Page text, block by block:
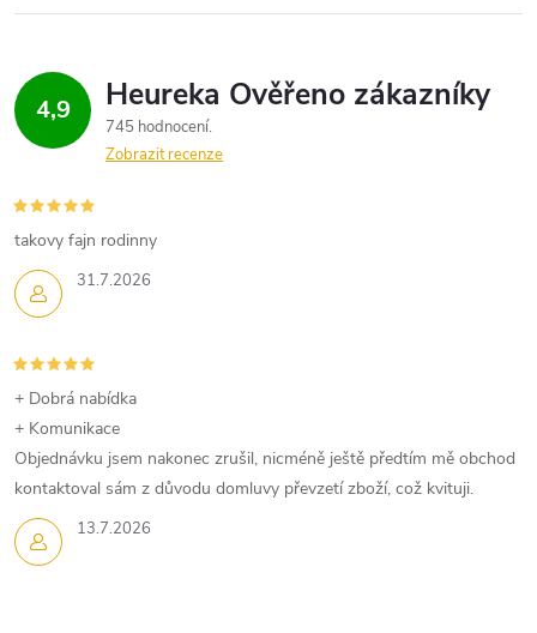
í
p
v
k
y
v
ý
p
i
s
k
v
á
n
4,9
745 hodnocení
Zobrazit recenze
31.7.2026
takovy fajn rodinny
13.7.2026
+ Dobrá nabídka
+ Komunikace
Objednávku jsem nakonec zrušil, nicméně ještě předtím mě obchod
kontaktoval sám z důvodu domluvy převzetí zboží, což kvituji.